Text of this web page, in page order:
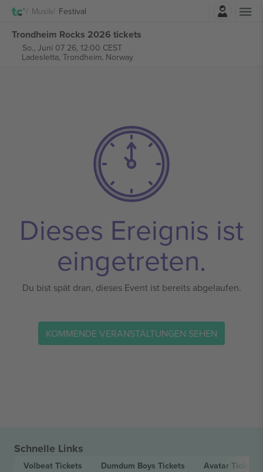
Musik Festival
Trondheim Rocks 2026 tickets
So., Juni 07 26, 12:00 CEST
Ladesletta, Trondheim, Norway
Dieses Ereignis ist
eingetreten.
Du bist spät dran, dieses Event ist bereits abgelaufen.
KOMMENDE VERANSTALTUNGEN SEHEN
Schnelle Links
Volbeat Tickets Dumdum Boys Tickets Avatar Tickets